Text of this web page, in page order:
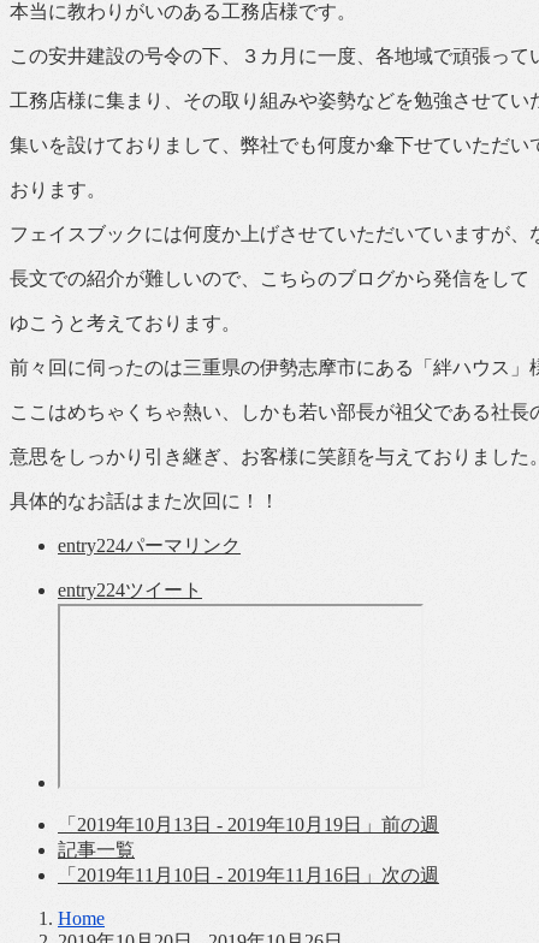
本当に教わりがいのある工務店様です。
この安井建設の号令の下、３カ月に一度、各地域で頑張って
工務店様に集まり、その取り組みや姿勢などを勉強させてい
集いを設けておりまして、弊社でも何度か傘下せていただい
おります。
フェイスブックには何度か上げさせていただいていますが、
長文での紹介が難しいので、こちらのブログから発信をして
ゆこうと考えております。
前々回に伺ったのは三重県の伊勢志摩市にある「絆ハウス」
ここはめちゃくちゃ熱い、しかも若い部長が祖父である社長
意思をしっかり引き継ぎ、お客様に笑顔を与えておりました
具体的なお話はまた次回に！！
entry224パーマリンク
entry224ツイート
「2019年10月13日 - 2019年10月19日」 前の週
記事一覧
「2019年11月10日 - 2019年11月16日」 次の週
Home